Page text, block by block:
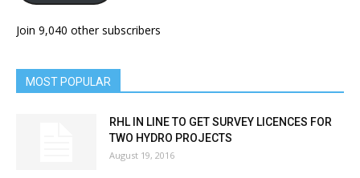
Join 9,040 other subscribers
MOST POPULAR
RHL IN LINE TO GET SURVEY LICENCES FOR
TWO HYDRO PROJECTS
August 19, 2016